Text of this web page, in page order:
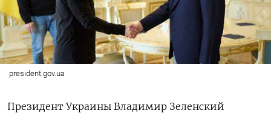
president.gov.ua
Президент Украины Владимир Зеленский